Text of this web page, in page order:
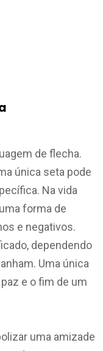
de flecha.
única seta pode
Na vida
forma de
e negativos.
dependendo
Uma única
e o fim de um
uma amizade